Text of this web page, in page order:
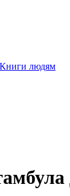
Книги людям